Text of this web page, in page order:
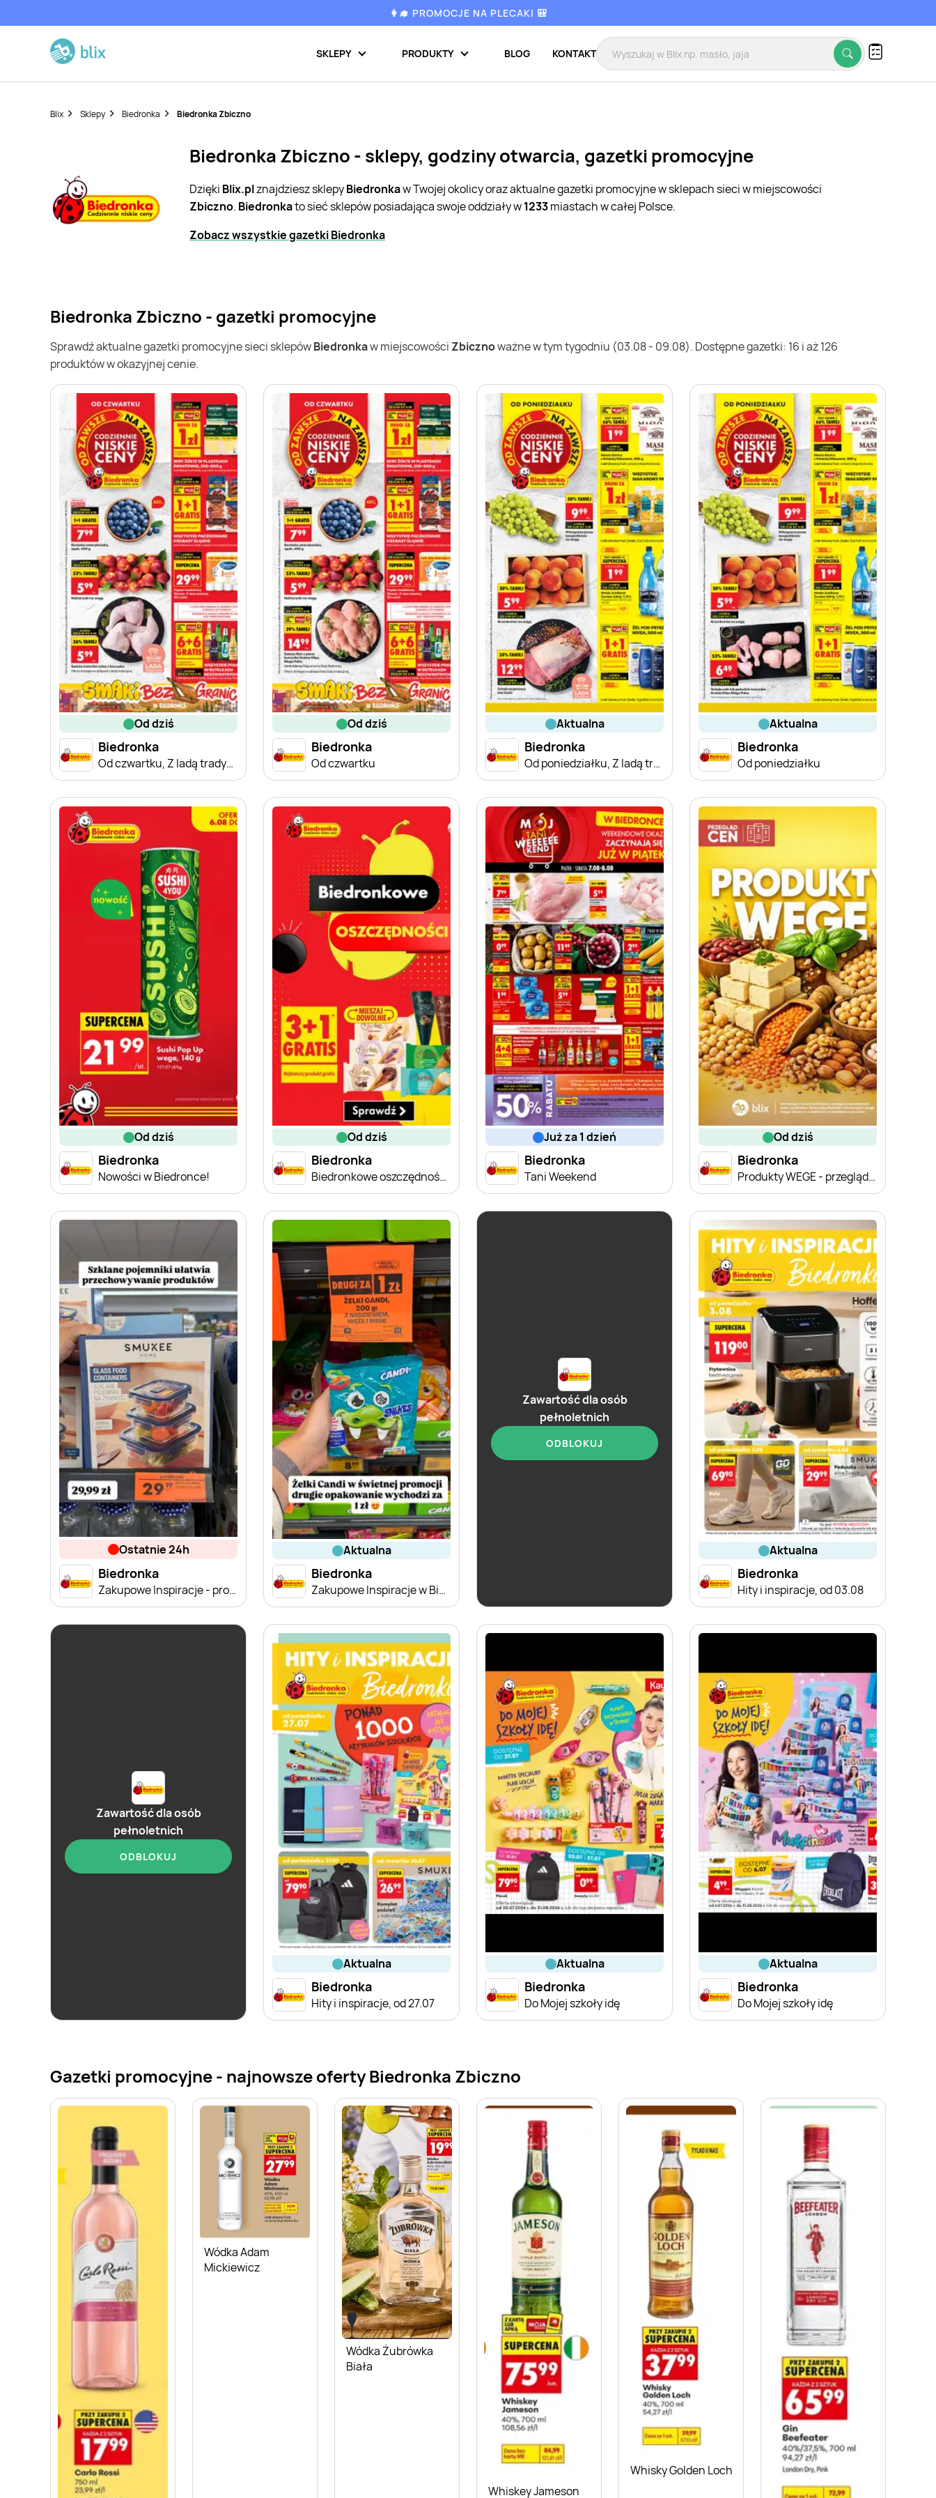
👩‍🎓 PROMOCJE NA PLECAKI 🎒
SKLEPY PRODUKTY BLOG KONTAKT
Blix Sklepy Biedronka Biedronka Zbiczno
Biedronka Zbiczno - sklepy, godziny otwarcia, gazetki promocyjne
Dzięki Blix.plznajdziesz sklepyBiedronkaw Twojej okolicy oraz aktualne gazetki promocyjne w sklepach sieci w miejscowości
Zbiczno. Biedronkato sieć sklepów posiadająca swoje oddziały w1233miastach w całej Polsce.
Zobacz wszystkie gazetki Biedronka
Biedronka Zbiczno - gazetki promocyjne
Sprawdź aktualne gazetki promocyjne sieci sklepówBiedronkaw miejscowości Zbicznoważne w tym tygodniu (03.08 - 09.08). Dostępne gazetki: 16 i aż 126
produktów w okazyjnej cenie.
od dziś
Biedronka
Od czwartku, Z ladą tradycyjną
od dziś
Biedronka
Od czwartku
aktualna
Biedronka
Od poniedziałku, Z ladą tradycyjną
aktualna
Biedronka
Od poniedziałku
od dziś
Biedronka
Nowości w Biedronce!
od dziś
Biedronka
Biedronkowe oszczędności od czwartku
już za 1 dzień
Biedronka
Tani Weekend
od dziś
Biedronka
Produkty WEGE - przegląd cen
ostatnie 24h
Biedronka
Zakupowe Inspiracje - produkty do domu i dodatki modowe
aktualna
Biedronka
Zakupowe Inspiracje w Biedronce
Zawartość dla osób
pełnoletnich
ODBLOKUJ
aktualna
Biedronka
Hity i inspiracje, od 03.08
Zawartość dla osób
pełnoletnich
ODBLOKUJ
aktualna
Biedronka
Hity i inspiracje, od 27.07
aktualna
Biedronka
Do Mojej szkoły idę
aktualna
Biedronka
Do Mojej szkoły idę
Gazetki promocyjne - najnowsze oferty Biedronka Zbiczno
Wódka Adam
Mickiewicz
Wódka Żubrówka
Biała
Whiskey Jameson
Whisky Golden Loch